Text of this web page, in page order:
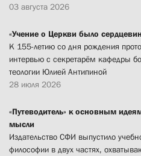
03 августа 2026
«Учение о Церкви было
К 155-летию со дня рождения
интервью с секретарём кафедры
теологии Юлией Антипиной
28 июля 2026
«Путеводитель» к основным
мысли
Издательство СФИ выпустило
философии в двух частях,